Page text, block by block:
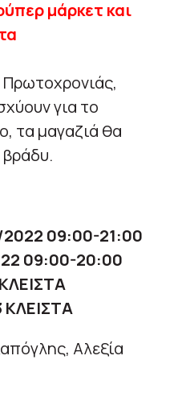
μάρκετ και
για το
τα μαγαζιά θα
βράδυ.
09:00-21:00
09:00-20:00
ΚΛΕΙΣΤΑ
Αλεξία